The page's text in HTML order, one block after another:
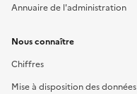
Annuaire de l'administration
Nous connaître
Chiffres
Mise à disposition des données